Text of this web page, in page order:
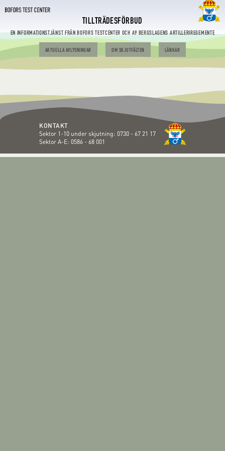
TILLTRÄDESFÖRBUD
EN INFORMATIONSTJÄNST FRÅN BOFORS TESTCENTER OCH A9 BERGSLAGENS ARTILLERIREGEMENTE
AKTUELLA AVLYSNINGAR OM SKJUTFÄLTEN LÄNKAR
KONTAKT
Sektor 1-10 under skjutning: 0730 - 67 21 17
Sektor A-E: 0586 - 68 001